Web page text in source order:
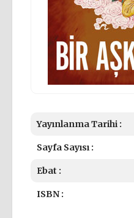
Yayınlanma Tarihi :
Sayfa Sayısı :
Ebat :
ISBN :